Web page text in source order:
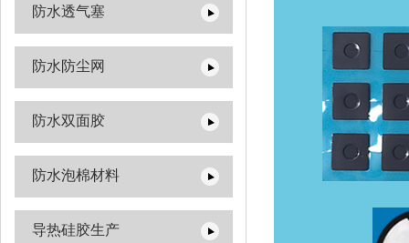
防水透气塞
防水防尘网
防水双面胶
防水泡棉材料
导热硅胶生产